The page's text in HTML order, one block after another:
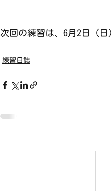
次回の練習は、6月2日（
練習日誌